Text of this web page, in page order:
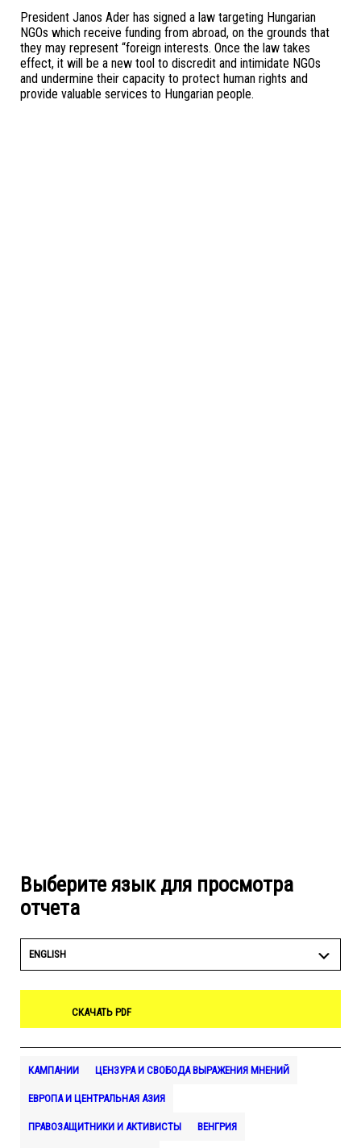
President Janos Ader has signed a law targeting Hungarian
NGOs which receive funding from abroad, on the grounds that
they may represent “foreign interests. Once the law takes
effect, it will be a new tool to discredit and intimidate NGOs
and undermine their capacity to protect human rights and
provide valuable services to Hungarian people.
Выберите язык для просмотра
отчета
ENGLISH
СКАЧАТЬ PDF
КАМПАНИИ ЦЕНЗУРА И СВОБОДА ВЫРАЖЕНИЯ МНЕНИЙ
ЕВРОПА И ЦЕНТРАЛЬНАЯ АЗИЯ
ПРАВОЗАЩИТНИКИ И АКТИВИСТЫ ВЕНГРИЯ